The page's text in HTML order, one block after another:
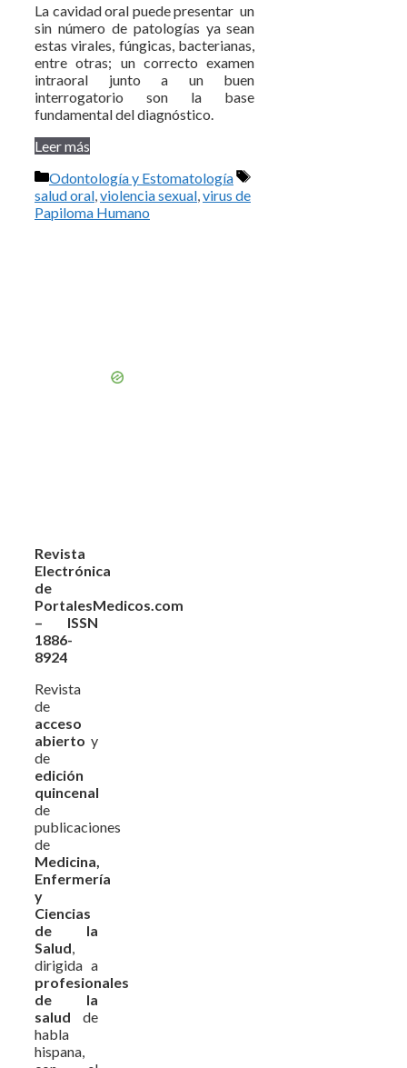
La cavidad oral puede presentar un
sin número de patologías ya sean
estas virales, fúngicas, bacterianas,
entre otras; un correcto examen
intraoral junto a un buen
interrogatorio son la base
fundamental del diagnóstico.
Leer más
Categorías
Odontología y Estomatología
Etiquetas
salud oral violencia sexual virus de
Papiloma Humano
Revista
Electrónica
de
PortalesMedicos.com
– ISSN
1886-
8924
Revista
de
acceso
abierto y
de
edición
quincenal
de
publicaciones
de
Medicina,
Enfermería
y
Ciencias
de la
Salud
dirigida a
profesionales
de la
salud de
habla
hispana,